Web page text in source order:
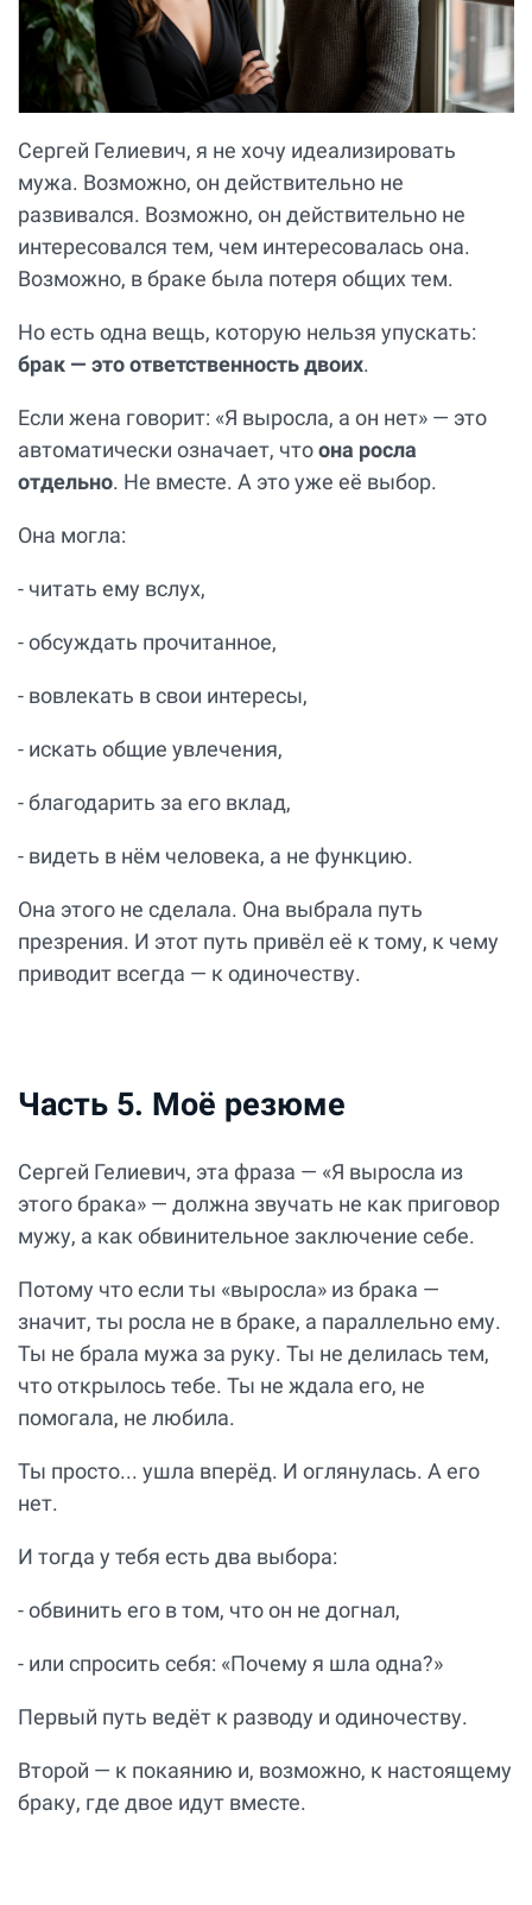
Сергей Гелиевич, я не хочу идеализировать
мужа. Возможно, он действительно не
развивался. Возможно, он действительно не
интересовался тем, чем интересовалась она.
Возможно, в браке была потеря общих тем.
Но есть одна вещь, которую нельзя упускать:
брак — это ответственность двоих.
Если жена говорит: «Я выросла, а он нет» — это
автоматически означает, чтоона росла
отдельно. Не вместе. А это уже её выбор.
Она могла:
- читать ему вслух,
- обсуждать прочитанное,
- вовлекать в свои интересы,
- искать общие увлечения,
- благодарить за его вклад,
- видеть в нём человека, а не функцию.
Она этого не сделала. Она выбрала путь
презрения. И этот путь привёл её к тому, к чему
приводит всегда — к одиночеству.
Часть 5. Моё резюме
Сергей Гелиевич, эта фраза — «Я выросла из
этого брака» — должна звучать не как приговор
мужу, а как обвинительное заключение себе.
Потому что если ты «выросла» из брака —
значит, ты росла не в браке, а параллельно ему.
Ты не брала мужа за руку. Ты не делилась тем,
что открылось тебе. Ты не ждала его, не
помогала, не любила.
Ты просто... ушла вперёд. И оглянулась. А его
нет.
И тогда у тебя есть два выбора:
- обвинить его в том, что он не догнал,
- или спросить себя: «Почему я шла одна?»
Первый путь ведёт к разводу и одиночеству.
Второй — к покаянию и, возможно, к настоящему
браку, где двое идут вместе.